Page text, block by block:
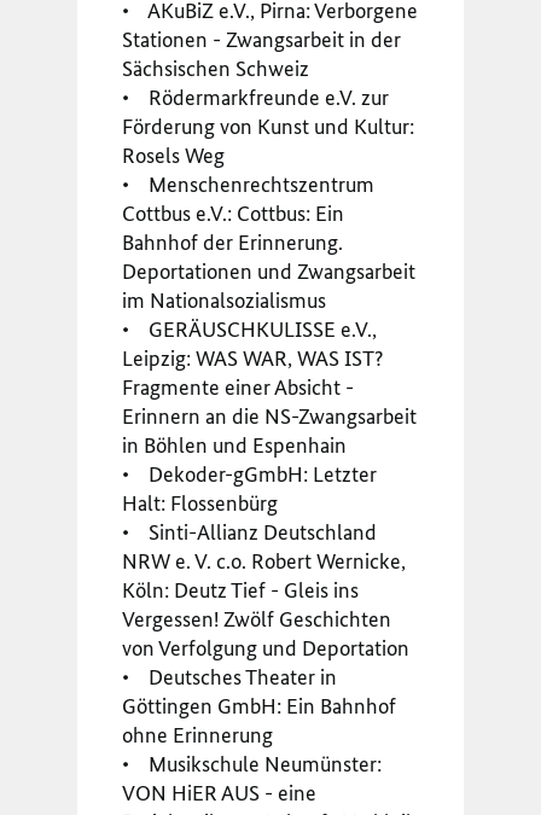
• AKuBiZ e.V., Pirna: Verborgene
Stationen - Zwangsarbeit in der
Sächsischen Schweiz
• Rödermarkfreunde e.V. zur
Förderung von Kunst und Kultur:
Rosels Weg
• Menschenrechtszentrum
Cottbus e.V.: Cottbus: Ein
Bahnhof der Erinnerung.
Deportationen und Zwangsarbeit
im Nationalsozialismus
• GERÄUSCHKULISSE e.V.,
Leipzig: WAS WAR, WAS IST?
Fragmente einer Absicht -
Erinnern an die NS-Zwangsarbeit
in Böhlen und Espenhain
• Dekoder-gGmbH: Letzter
Halt: Flossenbürg
• Sinti-Allianz Deutschland
NRW e. V. c.o. Robert Wernicke,
Köln: Deutz Tief - Gleis ins
Vergessen! Zwölf Geschichten
von Verfolgung und Deportation
• Deutsches Theater in
Göttingen GmbH: Ein Bahnhof
ohne Erinnerung
• Musikschule Neumünster:
VON HiER AUS - eine